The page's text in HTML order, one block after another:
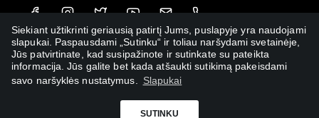
Siekiant užtikrinti geriausią patirtį Jums, puslapyje yra naudojami
slapukai. Paspausdami „Sutinku“ ir toliau naršydami svetainėje,
Jūs patvirtinate, kad susipažinote ir sutinkate su pateikta
informacija. Jūs galite bet kada atšaukti sutikimą pakeisdami
savo naršyklės nustatymus.
Slapukai
SUTINKU